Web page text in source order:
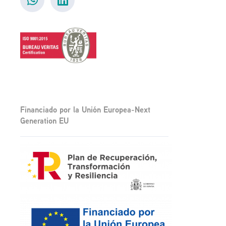
Financiado por la Unión Europea-Next
Generation EU